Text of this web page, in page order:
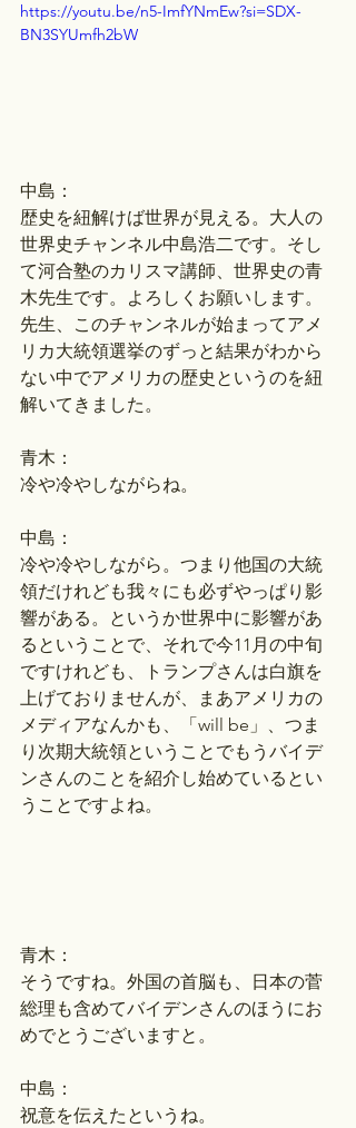
https://youtu.be/n5-ImfYNmEw?si=SDX-
BN3SYUmfh2bW
中島：
歴史を紐解けば世界が見える。大人の
世界史チャンネル中島浩二です。そし
て河合塾のカリスマ講師、世界史の青
木先生です。よろしくお願いします。
先生、このチャンネルが始まってアメ
リカ大統領選挙のずっと結果がわから
ない中でアメリカの歴史というのを紐
解いてきました。
青木：
冷や冷やしながらね。
中島：
冷や冷やしながら。つまり他国の大統
領だけれども我々にも必ずやっぱり影
響がある。というか世界中に影響があ
るということで、それで今11月の中旬
ですけれども、トランプさんは白旗を
上げておりませんが、まあアメリカの
メディアなんかも、「will be」、つま
り次期大統領ということでもうバイデ
ンさんのことを紹介し始めているとい
うことですよね。
青木：
そうですね。外国の首脳も、日本の菅
総理も含めてバイデンさんのほうにお
めでとうございますと。
中島：
祝意を伝えたというね。